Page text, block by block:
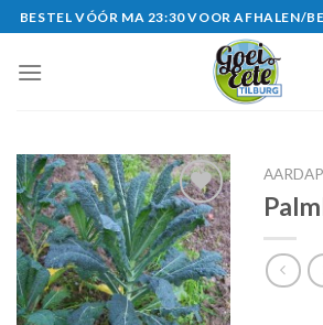
Skip
to
content
BESTEL VÓÓR MA 23:30 VOOR AFHALEN/
Zet in
mijn
favorieten